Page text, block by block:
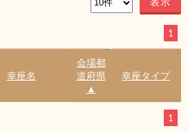
1
幸座名
会場都
道府県
▲
幸座タイプ
1